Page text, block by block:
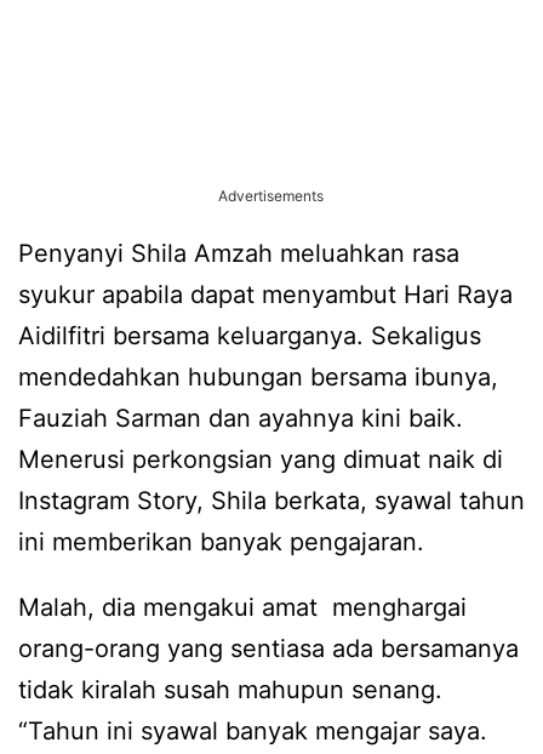
Advertisements
Penyanyi Shila Amzah meluahkan rasa
syukur apabila dapat menyambut Hari Raya
Aidilfitri bersama keluarganya. Sekaligus
mendedahkan hubungan bersama ibunya,
Fauziah Sarman dan ayahnya kini baik.
Menerusi perkongsian yang dimuat naik di
Instagram Story, Shila berkata, syawal tahun
ini memberikan banyak pengajaran.
Malah, dia mengakui amat menghargai
orang-orang yang sentiasa ada bersamanya
tidak kiralah susah mahupun senang.
“Tahun ini syawal banyak mengajar saya.